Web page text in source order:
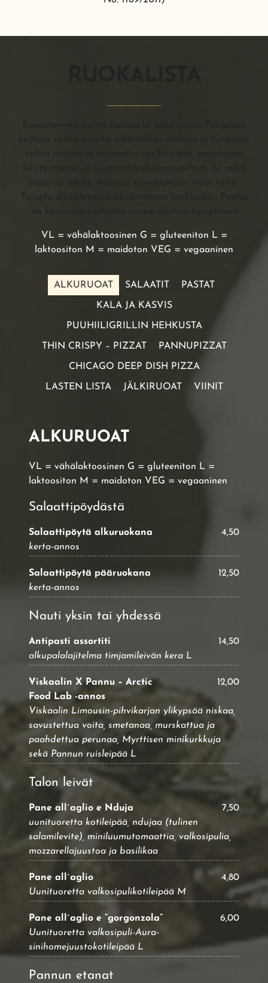
VL = vähälaktoosinen G = gluteeniton L =
laktoositon M = maidoton VEG = vegaaninen
ALKURUOAT SALAATIT PASTAT
KALA JA KASVIS
PUUHIILIGRILLIN HEHKUSTA
THIN CRISPY – PIZZAT PANNUPIZZAT
CHICAGO DEEP DISH PIZZA
LASTEN LISTA JÄLKIRUOAT VIINIT
ALKURUOAT
VL = vähälaktoosinen G = gluteeniton L =
laktoositon M = maidoton VEG = vegaaninen
Salaattipöydästä
Salaattipöytä alkuruokana
4,50
kerta-annos
Salaattipöytä pääruokana
12,50
kerta-annos
Nauti yksin tai yhdessä
Antipasti assortiti
14,50
alkupalalajitelma timjamileivän kera L
Viskaalin X Pannu – Arctic
Food Lab -annos
12,00
Viskaalin Limousin-pihvikarjan ylikypsää niskaa,
savustettua voita, smetanaa, murskattua ja
paahdettua perunaa, Myrttisen minikurkkuja
sekä Pannun ruisleipää L
Talon leivät
Pane all´aglio e Nduja
7,50
uunituoretta kotileipää, ndujaa (tulinen
salamilevite), miniluumutomaattia, valkosipulia,
mozzarellajuustoa ja basilikaa
Pane all´aglio
4,80
Uunituoretta valkosipulikotileipää M
Pane all´aglio e ”gorgonzola”
6,00
Uunituoretta valkosipuli-Aura-
sinihomejuustokotileipää L
Pannun etanat